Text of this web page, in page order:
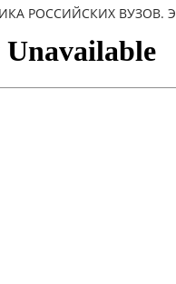
РОССИЙСКИХ ВУЗОВ.